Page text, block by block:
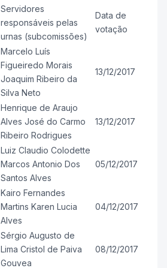
Servidores
responsáveis pelas
urnas (subcomissões)
Data de
votação
Marcelo Luís
Figueiredo Morais
Joaquim Ribeiro da
Silva Neto
13/12/2017
Henrique de Araujo
Alves José do Carmo
Ribeiro Rodrigues
13/12/2017
Luiz Claudio Colodette
Marcos Antonio Dos
Santos Alves
05/12/2017
Kairo Fernandes
Martins Karen Lucia
Alves
04/12/2017
Sérgio Augusto de
Lima Cristol de Paiva
Gouvea
08/12/2017